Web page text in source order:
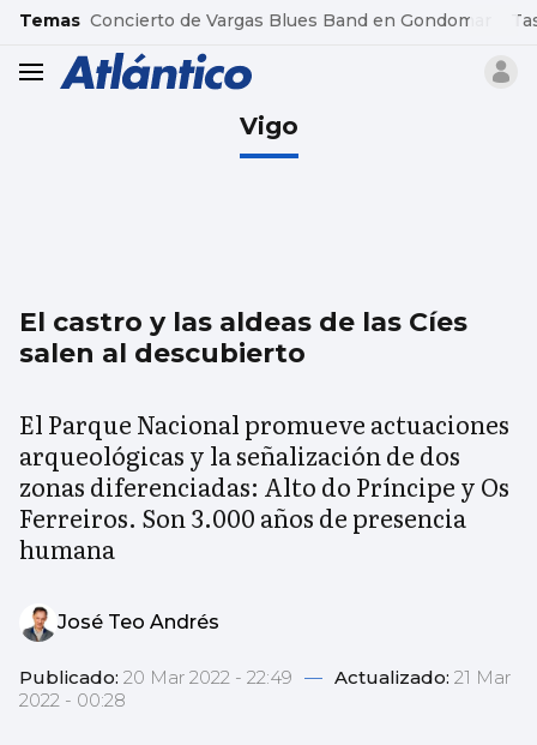
common.go-to-content
Temas Concierto de Vargas Blues Band en Gondomar
header.menu.open
Vigo
El castro y las aldeas de las Cíes
salen al descubierto
El Parque Nacional promueve actuaciones
arqueológicas y la señalización de dos
zonas diferenciadas: Alto do Príncipe y Os
Ferreiros. Son 3.000 años de presencia
humana
José Teo Andrés
Publicado: 20 Mar 2022 - 22:49 — Actualizado: 21 Mar
2022 - 00:28